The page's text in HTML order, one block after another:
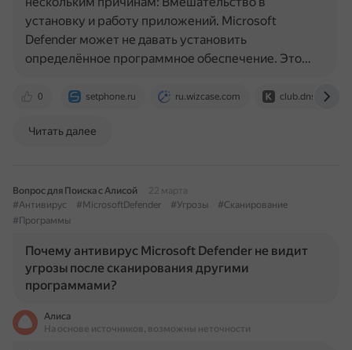
0 setphone.ru ru.wizcase.com club.dns-shop.ru
установку и работу приложений. Microsoft
Defender может не давать установить
определённое программное обеспечение. Это…
Читать далее
Вопрос для Поиска с Алисой
22 марта
#Антивирус
#MicrosoftDefender #Угрозы
#Сканирование
#Программы
Почему антивирус Microsoft Defender не видит
угрозы после сканирования другими
программами?
Алиса
На основе источников, возможны неточности